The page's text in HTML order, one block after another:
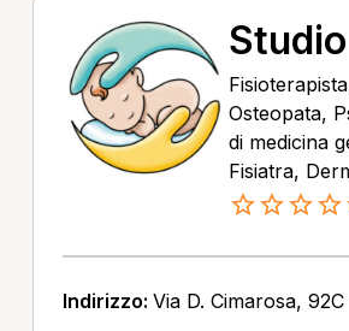
Studio
Osteopata,
di medicina
Fisiatra,
Indirizzo: Via D. Cimarosa,